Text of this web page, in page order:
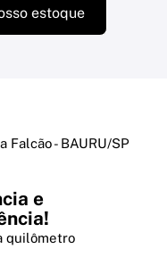
estoque
Falcão - BAURU/SP
e
quilômetro